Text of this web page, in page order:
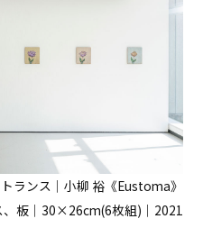
ランス｜小柳 裕《Eustoma》
、板｜30×26cm(6枚組)｜2021